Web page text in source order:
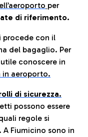
per
di riferimento.
procede con il
del bagaglio. Per
conoscere in
in aeroporto.
di sicurezza.
possono essere
regole si
Fiumicino sono in